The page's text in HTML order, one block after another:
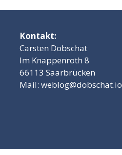
Kontakt:
Carsten Dobschat
Im Knappenroth 8
66113 Saarbrücken
Mail: weblog@dobschat.io